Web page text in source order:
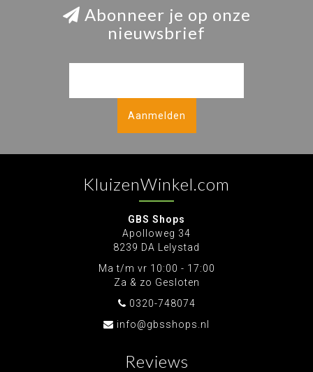
Abonneer je op onze
nieuwsbrief
Aanmelden
KluizenWinkel.com
GBS Shops
Apolloweg 34
8239 DA Lelystad
Ma t/m vr 10:00 - 17:00
Za & zo Gesloten
0320-748074
info@gbsshops.nl
Reviews